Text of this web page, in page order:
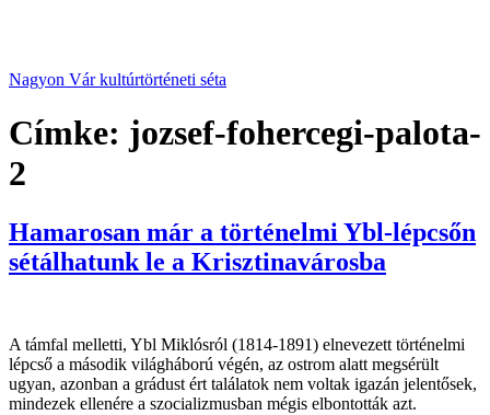
Nagyon Vár kultúrtörténeti séta
Címke: jozsef-fohercegi-palota-
2
Hamarosan már a történelmi Ybl-lépcsőn
sétálhatunk le a Krisztinavárosba
A támfal melletti, Ybl Miklósról (1814-1891) elnevezett történelmi
lépcső a második világháború végén, az ostrom alatt megsérült
ugyan, azonban a grádust ért találatok nem voltak igazán jelentősek,
mindezek ellenére a szocializmusban mégis elbontották azt.